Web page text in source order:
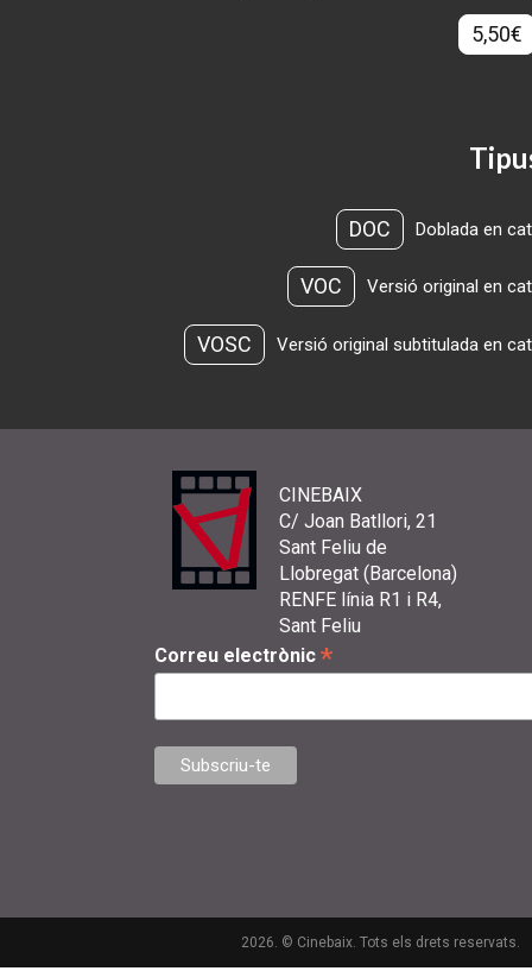
5,50€
DOC Doblada en
VOC Versió original en
VOSC Versió original subtitulada en
CINEBAIX
C/ Joan Batllori, 21
Sant Feliu de
Llobregat (Barcelona)
RENFE línia R1 i R4,
Sant Feliu
Correu electrònic *
2026. © Cinebaix. Tots els drets reservats.